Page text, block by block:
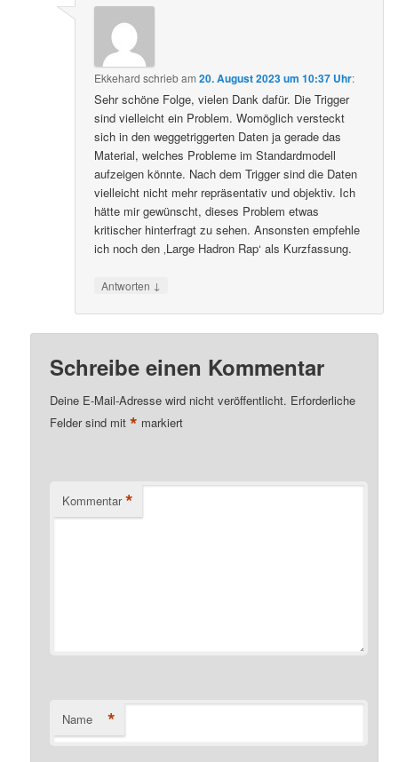
Ekkehard schriebam20. August 2023 um 10:37 Uhr:
Sehr schöne Folge, vielen Dank dafür. Die Trigger
sind vielleicht ein Problem. Womöglich versteckt
sich in den weggetriggerten Daten ja gerade das
Material, welches Probleme im Standardmodell
aufzeigen könnte. Nach dem Trigger sind die Daten
vielleicht nicht mehr repräsentativ und objektiv. Ich
hätte mir gewünscht, dieses Problem etwas
kritischer hinterfragt zu sehen. Ansonsten empfehle
ich noch den ‚Large Hadron Rap‘ als Kurzfassung.
Antworten ↓
Schreibe einen Kommentar
Deine E-Mail-Adresse wird nicht veröffentlicht. Erforderliche
Felder sind mit* markiert
Kommentar *
Name *